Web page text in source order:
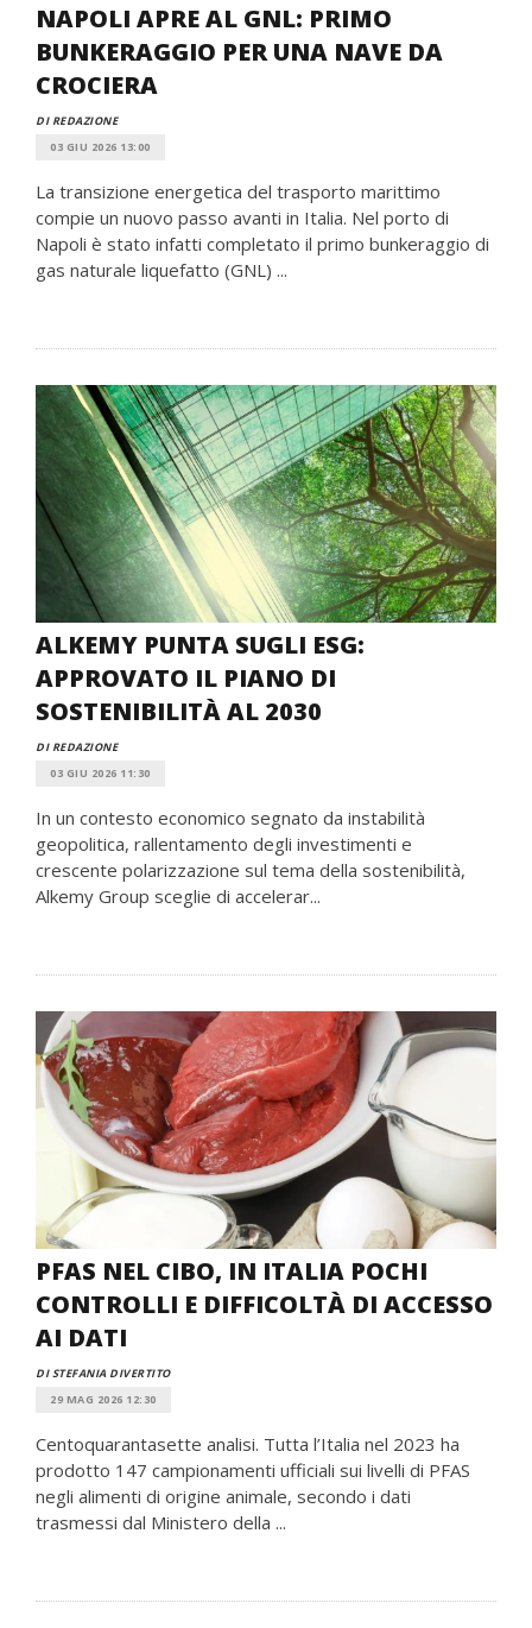
NAPOLI APRE AL GNL: PRIMO
BUNKERAGGIO PER UNA NAVE DA
CROCIERA
DI REDAZIONE
03 GIU 2026 13:00
La transizione energetica del trasporto marittimo
compie un nuovo passo avanti in Italia. Nel porto di
Napoli è stato infatti completato il primo bunkeraggio di
gas naturale liquefatto (GNL) ...
ALKEMY PUNTA SUGLI ESG:
APPROVATO IL PIANO DI
SOSTENIBILITÀ AL 2030
DI REDAZIONE
03 GIU 2026 11:30
In un contesto economico segnato da instabilità
geopolitica, rallentamento degli investimenti e
crescente polarizzazione sul tema della sostenibilità,
Alkemy Group sceglie di accelerar...
PFAS NEL CIBO, IN ITALIA POCHI
CONTROLLI E DIFFICOLTÀ DI ACCESSO
AI DATI
DI STEFANIA DIVERTITO
29 MAG 2026 12:30
Centoquarantasette analisi. Tutta l’Italia nel 2023 ha
prodotto 147 campionamenti ufficiali sui livelli di PFAS
negli alimenti di origine animale, secondo i dati
trasmessi dal Ministero della ...